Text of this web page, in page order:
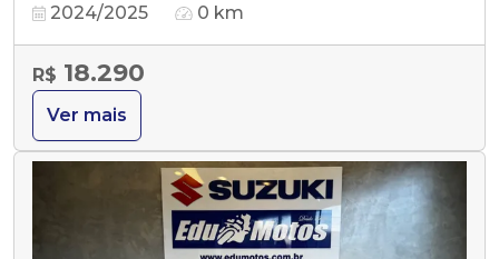
2024/2025 0 km
R$ 18.290
Ver mais